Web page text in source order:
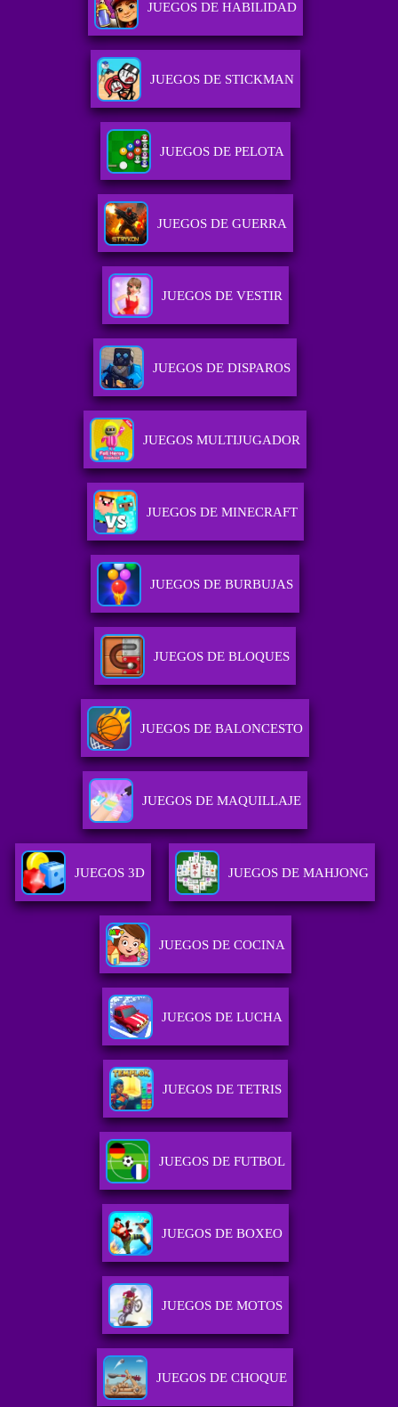
JUEGOS DE HABILIDAD
JUEGOS DE STICKMAN
JUEGOS DE PELOTA
JUEGOS DE GUERRA
JUEGOS DE VESTIR
JUEGOS DE DISPAROS
JUEGOS MULTIJUGADOR
JUEGOS DE MINECRAFT
JUEGOS DE BURBUJAS
JUEGOS DE BLOQUES
JUEGOS DE BALONCESTO
JUEGOS DE MAQUILLAJE
JUEGOS 3D JUEGOS DE MAHJONG
JUEGOS DE COCINA
JUEGOS DE LUCHA
JUEGOS DE TETRIS
JUEGOS DE FUTBOL
JUEGOS DE BOXEO
JUEGOS DE MOTOS
JUEGOS DE CHOQUE